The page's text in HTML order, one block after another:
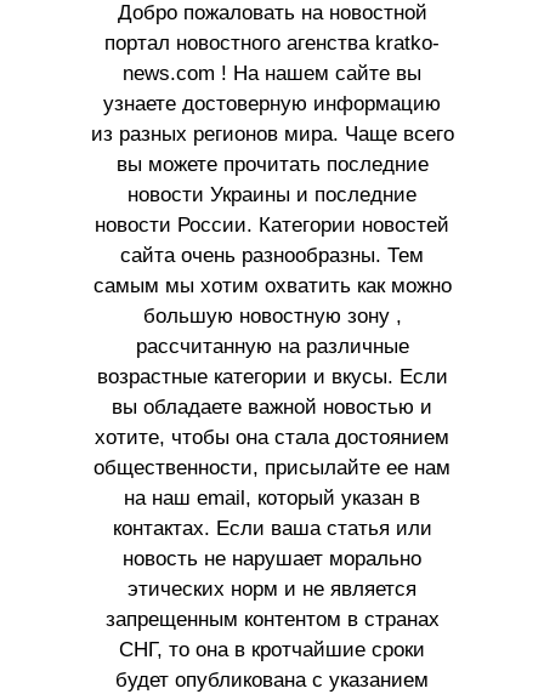
Добро пожаловать на новостной
портал новостного агенства kratko-
news.com ! На нашем сайте вы
узнаете достоверную информацию
из разных регионов мира. Чаще всего
вы можете прочитать последние
новости Украины и последние
новости России. Категории новостей
сайта очень разнообразны. Тем
самым мы хотим охватить как можно
большую новостную зону ,
рассчитанную на различные
возрастные категории и вкусы. Если
вы обладаете важной новостью и
хотите, чтобы она стала достоянием
общественности, присылайте ее нам
на наш email, который указан в
контактах. Если ваша статья или
новость не нарушает морально
этических норм и не является
запрещенным контентом в странах
СНГ, то она в кротчайшие сроки
будет опубликована с указанием